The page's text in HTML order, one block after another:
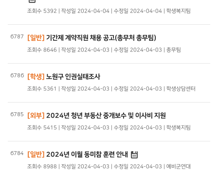
조회수 5392 | 작성일 2024-04-04 | 수정일 2024-04-04 | 학생복지팀
6787 [일반] 기간제 계약직원 채용 공고(총무처 총무팀)
조회수 8646 | 작성일 2024-04-03 | 수정일 2024-04-03 | 총무팀
6786 [학생] 노원구 인권실태조사
조회수 5361 | 작성일 2024-04-03 | 수정일 2024-04-03 | 학생상담센터
6785 [외부] 2024년 청년 부동산 중개보수 및 이사비 지원
조회수 5415 | 작성일 2024-04-03 | 수정일 2024-04-03 | 학생복지팀
6784 [일반] 2024년 이월 동미참 훈련 안내
조회수 8988 | 작성일 2024-04-03 | 수정일 2024-04-03 | 예비군연대